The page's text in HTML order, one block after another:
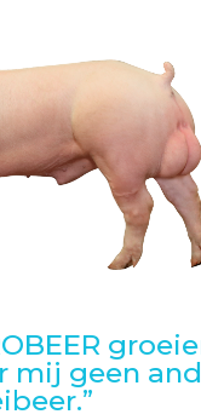
mij geen